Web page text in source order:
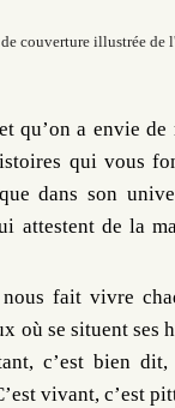
de couverture illustrée de
qu’on a envie
qui vous
dans son
attestent de la
fait vivre
où se situent ses
c’est bien
vivant, c’est